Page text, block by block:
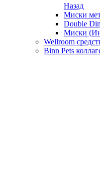
Назад
Миски
Double
Миски
Wellroom
Binn Pets